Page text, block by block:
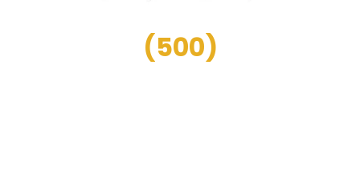
(500)